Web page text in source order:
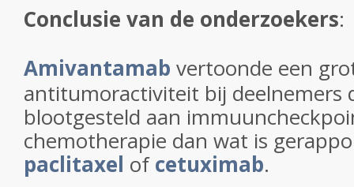
Conclusie van de onderzoekers:
Amivantamab vertoonde een
antitumoractiviteit bij deelnemers
blootgesteld aan
chemotherapie dan wat is
paclitaxel ofcetuximab.